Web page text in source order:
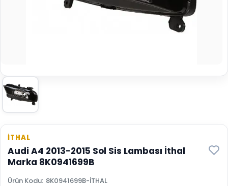
İTHAL
Audi A4 2013-2015 Sol Sis Lambası İthal
Marka 8K0941699B
Ürün Kodu: 8K0941699B-İTHAL